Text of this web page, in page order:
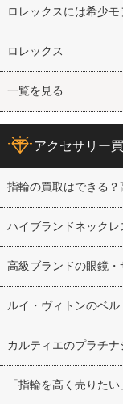
ロレックスには希少モ
ロレックス
一覧を見る
アクセサリー
指輪の買取はできる？
ハイブランドネックレ
高級ブランドの眼鏡
ルイ・ヴィトンのベ
カルティエのプラチ
「指輪を高く売りた